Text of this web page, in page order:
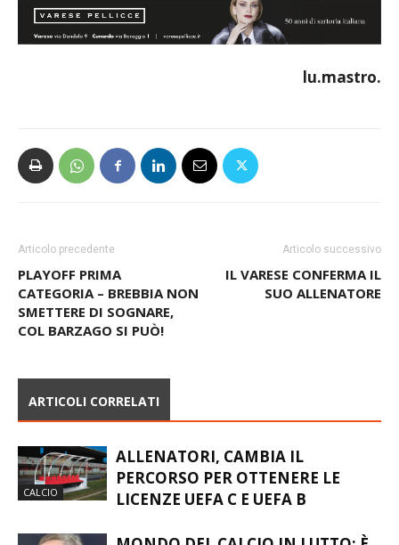
lu.mastro.
Articolo precedente
PLAYOFF PRIMA
CATEGORIA – BREBBIA NON
SMETTERE DI SOGNARE,
COL BARZAGO SI PUÒ!
Articolo successivo
IL VARESE CONFERMA IL
SUO ALLENATORE
ARTICOLI CORRELATI
CALCIO
ALLENATORI, CAMBIA IL
PERCORSO PER OTTENERE LE
LICENZE UEFA C E UEFA B